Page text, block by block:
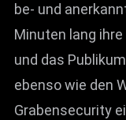
be- und
Minuten lang
und das
ebenso wie den
Grabensecurity